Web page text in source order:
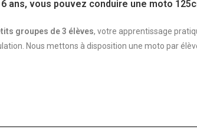
ans, vous pouvez conduire une moto
groupes de 3 élèves, votre apprentissage
Nous mettons à disposition une moto par